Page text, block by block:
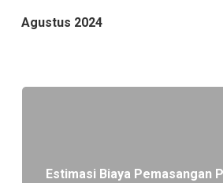
Agustus 2024
Estimasi Biaya Pemasangan